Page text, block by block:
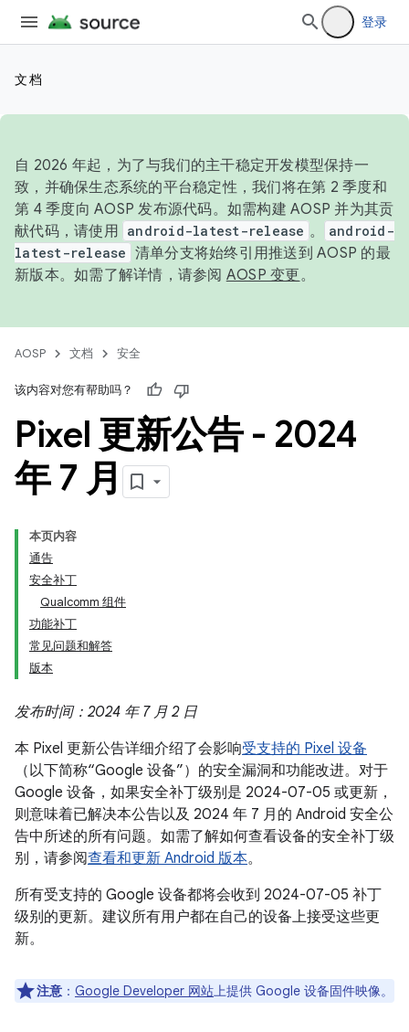
登录
文档
自 2026 年起，为了与我们的主干稳定开发模型保持一
致，并确保生态系统的平台稳定性，我们将在第 2 季度和
第 4 季度向 AOSP 发布源代码。如需构建 AOSP 并为其贡
献代码，请使用 android-latest-release 。
android-
latest-release 清单分支将始终引用推送到 AOSP 的最
新版本。如需了解详情，请参阅 AOSP 变更。
AOSP 文档 安全
该内容对您有帮助吗？
Pixel 更新公告 - 2024
年 7 月
本页内容
通告
安全补丁
Qualcomm 组件
功能补丁
常见问题和解答
版本
发布时间：2024 年 7 月 2 日
本 Pixel 更新公告详细介绍了会影响受支持的 Pixel 设备
（以下简称“Google 设备”）的安全漏洞和功能改进。对于
Google 设备，如果安全补丁级别是 2024-07-05 或更新，
则意味着已解决本公告以及 2024 年 7 月的 Android 安全公
告中所述的所有问题。如需了解如何查看设备的安全补丁级
别，请参阅查看和更新 Android 版本。
所有受支持的 Google 设备都将会收到 2024-07-05 补丁
级别的更新。建议所有用户都在自己的设备上接受这些更
新。
注意 ： Google Developer 网站上提供 Google 设备固件映像。